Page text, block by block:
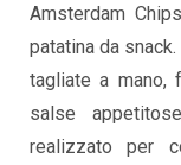
Amsterdam
patatina da
tagliate a mano,
salse
realizzato per